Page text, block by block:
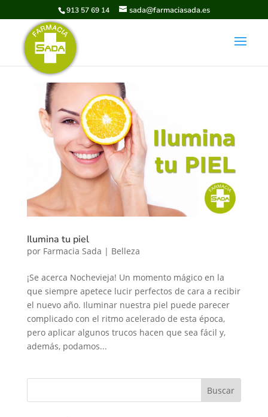
913 57 69 14 sada@farmaciasada.es
Ilumina tu piel
por Farmacia Sada | Belleza
¡Se acerca Nochevieja! Un momento mágico en la
que siempre apetece lucir perfectos de cara a recibir
el nuevo año. Iluminar nuestra piel puede parecer
complicado con el ritmo acelerado de esta época,
pero aplicar algunos trucos hacen que sea fácil y,
además, podamos...